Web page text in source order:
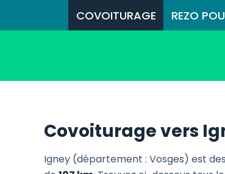
COVOITURAGE REZO
Covoiturage vers
Igney (département : Vosges) est